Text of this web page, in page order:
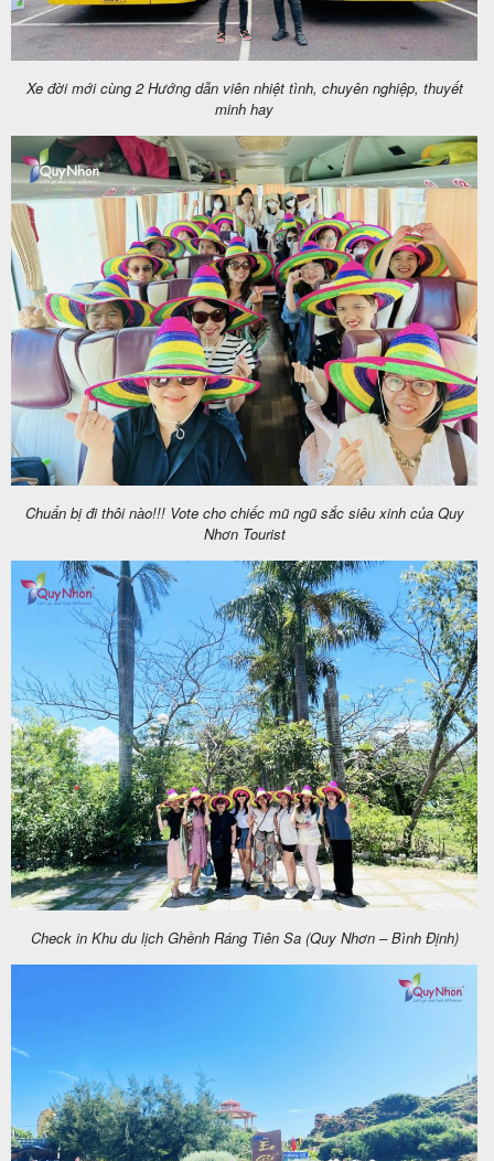
Xe đời mới cùng 2 Hướng dẫn viên nhiệt tình, chuyên nghiệp, thuyết
minh hay
Chuẩn bị đi thôi nào!!! Vote cho chiếc mũ ngũ sắc siêu xinh của Quy
Nhơn Tourist
Check in Khu du lịch Ghềnh Ráng Tiên Sa (Quy Nhơn – Bình Định)